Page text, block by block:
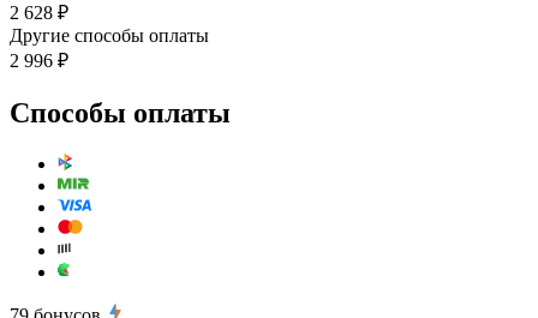
2 628 ₽
Другие способы оплаты
2 996 ₽
Способы оплаты